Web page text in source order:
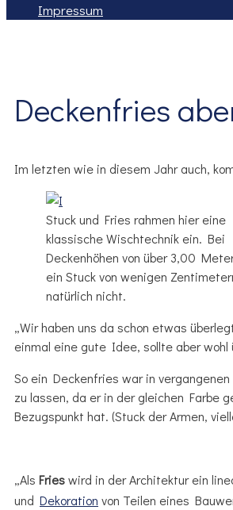
Impressum
Deckenfries
Im letzten wie in diesem Jahr auch,
Stuck und Fries rahmen hier eine
klassische Wischtechnik ein. Bei
Deckenhöhen von über 3,00
ein Stuck von wenigen
natürlich nicht.
„Wir haben uns da schon etwas
einmal eine gute Idee, sollte aber wohl
So ein Deckenfries war in
zu lassen, da er in der gleichen Farbe
Bezugspunkt hat. (Stuck der Armen,
„Als Frieswird in der Architektur ein
und Dekoration von Teilen eines